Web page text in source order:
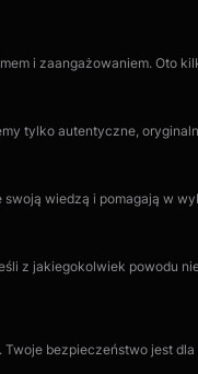
i zaangażowaniem. Oto
tylko autentyczne,
wiedzą i pomagają w
z jakiegokolwiek powodu
bezpieczeństwo jest